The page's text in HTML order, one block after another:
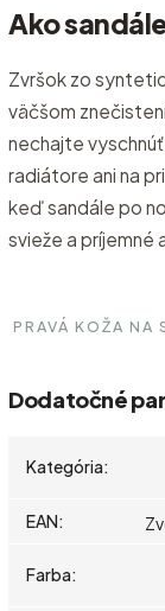
Ako
Zvršok zo
väčšom
nechajte
radiátore ani na
keď sandále po
svieže a príjemné
PRAVÁ KOŽA NA
Dodatočné
Kategória:
EAN:
Farba: